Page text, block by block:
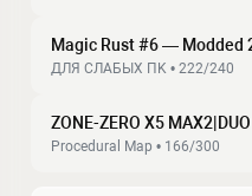
ДЛЯ CЛAБЫX ПK • 222/240
Procedural Map • 166/300